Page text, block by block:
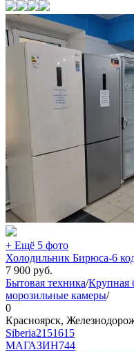
+ Ещё 5 фото
Холодильник Бирюса-6
7 900 руб.
Бытовая техника/Крупная
морозильные камеры/
0
Красноярск,
Siberia2151615
МАГАЗИН744